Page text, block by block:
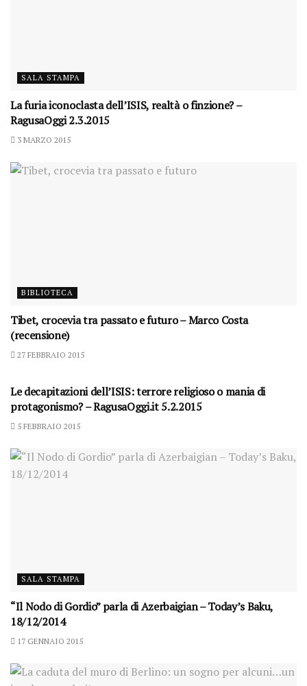
SALA STAMPA
La furia iconoclasta dell’ISIS, realtà o finzione? –
RagusaOggi 2.3.2015
3 MARZO 2015
BIBLIOTECA
Tibet, crocevia tra passato e futuro – Marco Costa
(recensione)
27 FEBBRAIO 2015
Le decapitazioni dell’ISIS: terrore religioso o mania di
protagonismo? – RagusaOggi.it 5.2.2015
5 FEBBRAIO 2015
SALA STAMPA
“Il Nodo di Gordio” parla di Azerbaigian – Today’s Baku,
18/12/2014
17 GENNAIO 2015